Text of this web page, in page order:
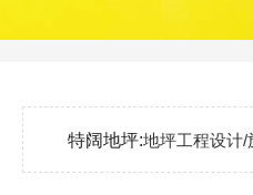
特阔地坪:地坪工程设计/